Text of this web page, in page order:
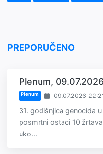
PREPORUČENO
Plenum,
Plenum 09.07.2026 22:21
31. godišnjica genocida
posmrtni ostaci 10
uko...